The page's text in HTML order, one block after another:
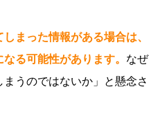
まった情報がある場合は、
る可能性があります。 なぜ
うのではないか」と懸念さ